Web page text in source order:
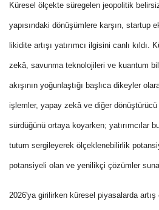
Küresel ölçekte süregelen jeopolitik
yapısındaki dönüşümlere karşın, startup
likidite artışı yatırımcı ilgisini canlı kıldı.
zekâ, savunma teknolojileri ve kuantum
akışının yoğunlaştığı başlıca dikeyler
işlemler, yapay zekâ ve diğer
sürdüğünü ortaya koyarken; yatırımcılar
tutum sergileyerek ölçeklenebilirlik
potansiyeli olan ve yenilikçi çözümler
2026'ya girilirken küresel piyasalarda